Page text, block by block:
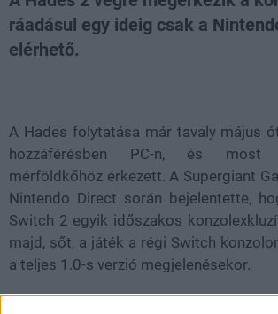
ráadásul egy ideig csak a
elérhető.
A Hades folytatása már tavaly május
hozzáférésben PC-n, és
mérföldkőhöz érkezett. A Supergiant
Nintendo Direct során bejelentette,
Switch 2 egyik időszakos
majd, sőt, a játék a régi Switch
a teljes 1.0-s verzió megjelenésekor.
A stúdió később tisztázta is,